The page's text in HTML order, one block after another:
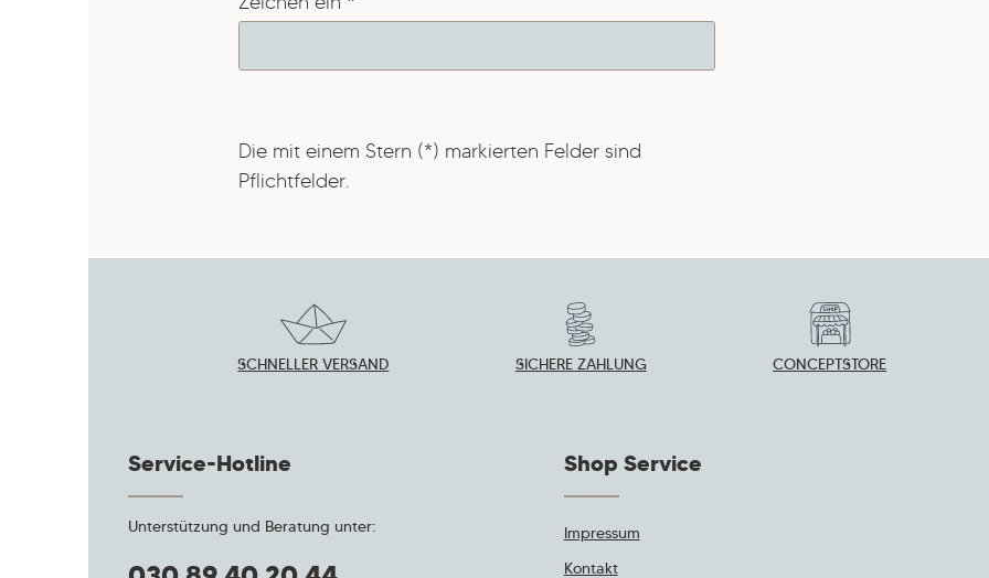
Die mit einem Stern (*) markierten Felder sind
Pflichtfelder.
SCHNELLER VERSAND SICHERE ZAHLUNG CONCEPTSTORE
Service-Hotline
Unterstützung und Beratung unter:
Shop Service
Impressum
Kontakt